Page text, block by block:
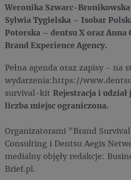
Weronika Szwarc-
Sylwia Tygielska – Isobar
Potorska – dentsu X oraz Anna
Brand Experience Agency.
Pełna agenda oraz zapisy - na
wydarzenia:https://
survival-kit Rejestracja i udział
liczba miejsc ograniczona.
Organizatorami "Brand
Consulting i Dentsu Aegis
medialny objęły redakcje:
Brief.pl.